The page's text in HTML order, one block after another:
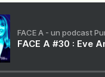
FACE A - un podcast
FACE A #30 : Eve